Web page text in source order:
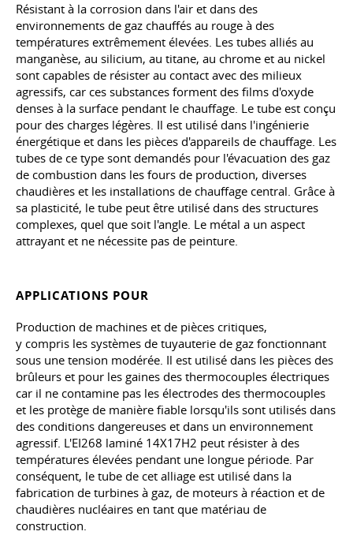
Résistant à la corrosion dans l'air et dans des
environnements de gaz chauffés au rouge à des
températures extrêmement élevées. Les tubes alliés au
manganèse, au silicium, au titane, au chrome et au nickel
sont capables de résister au contact avec des milieux
agressifs, car ces substances forment des films d'oxyde
denses à la surface pendant le chauffage. Le tube est conçu
pour des charges légères. Il est utilisé dans l'ingénierie
énergétique et dans les pièces d'appareils de chauffage. Les
tubes de ce type sont demandés pour l'évacuation des gaz
de combustion dans les fours de production, diverses
chaudières et les installations de chauffage central. Grâce à
sa plasticité, le tube peut être utilisé dans des structures
complexes, quel que soit l'angle. Le métal a un aspect
attrayant et ne nécessite pas de peinture.
APPLICATIONS POUR
Production de machines et de pièces critiques,
y compris les systèmes de tuyauterie de gaz fonctionnant
sous une tension modérée. Il est utilisé dans les pièces des
brûleurs et pour les gaines des thermocouples électriques
car il ne contamine pas les électrodes des thermocouples
et les protège de manière fiable lorsqu'ils sont utilisés dans
des conditions dangereuses et dans un environnement
agressif. L'EI268 laminé 14X17H2 peut résister à des
températures élevées pendant une longue période. Par
conséquent, le tube de cet alliage est utilisé dans la
fabrication de turbines à gaz, de moteurs à réaction et de
chaudières nucléaires en tant que matériau de
construction.